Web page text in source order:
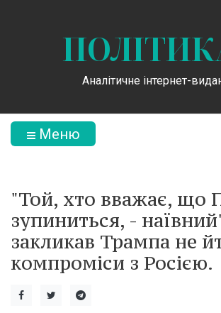
Аналітичне інтернет-
Меню
"Той, хто вважає, що
зупиниться, -
закликав Трампа не
компроміси з Росією.